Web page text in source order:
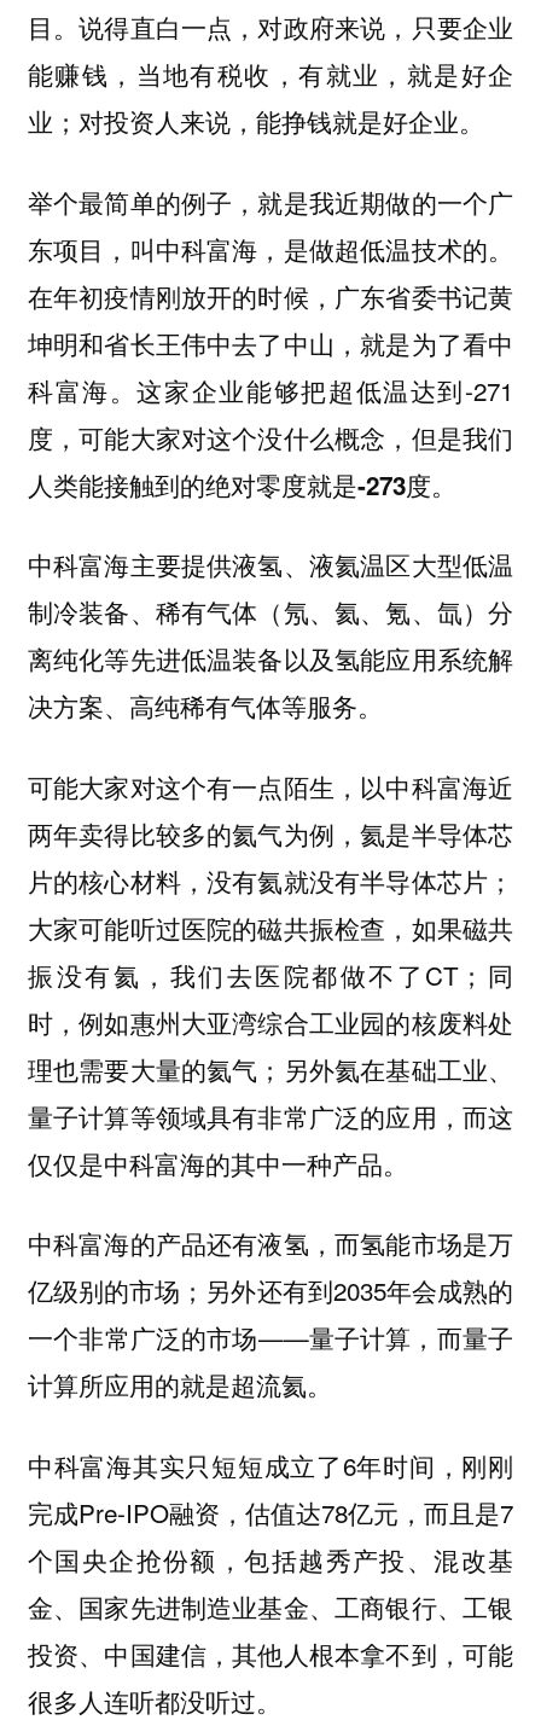
目。说得直白一点，对政府来说，只要企业
能赚钱，当地有税收，有就业，就是好企
业；对投资人来说，能挣钱就是好企业。
举个最简单的例子，就是我近期做的一个广
东项目，叫中科富海，是做超低温技术的。
在年初疫情刚放开的时候，广东省委书记黄
坤明和省长王伟中去了中山，就是为了看中
科富海。这家企业能够把超低温达到-271
度，可能大家对这个没什么概念， 但是我们
人类能接触到的绝对零度就是-273度。
中科富海主要提供液氢、液氦温区大型低温
制冷装备、稀有气体（氖、氦、氪、氙）分
离纯化等先进低温装备以及氢能应用系统解
决方案、高纯稀有气体等服务。
可能大家对这个有一点陌生，以中科富海近
两年卖得比较多的氦气为例，氦是半导体芯
片的核心材料，没有氦就没有半导体芯片；
大家可能听过医院的磁共振检查，如果磁共
振没有氦，我们去医院都做不了CT；同
时，例如惠州大亚湾综合工业园的核废料处
理也需要大量的氦气；另外氦在基础工业、
量子计算等领域具有非常广泛的应用，而这
仅仅是中科富海的其中一种产品。
中科富海的产品还有液氢，而氢能市场是万
亿级别的市场； 另外还有到2035年会成熟的
一个非常广泛的市场——量子计算，而量子
计算所应用的就是超流氦。
中科富海其实只短短成立了6年时间，刚刚
完成Pre-IPO融资，估值达78亿元，而且是7
个国央企抢份额，包括越秀产投、混改基
金、国家先进制造业基金、工商银行、工银
投资、中国建信，其他人根本拿不到，可能
很多人连听都没听过。